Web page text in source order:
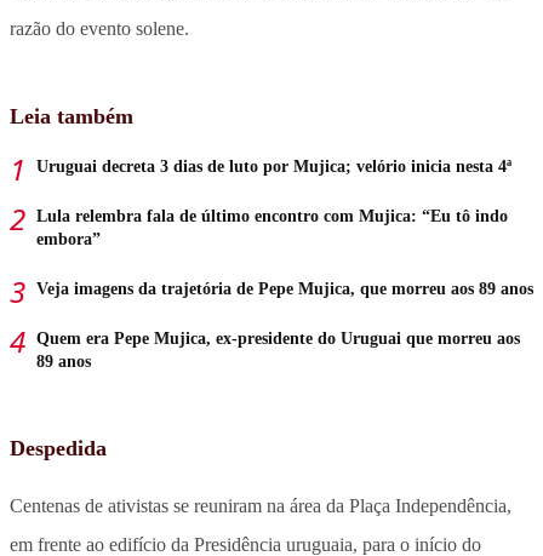
razão do evento solene.
Leia também
Uruguai decreta 3 dias de luto por Mujica; velório inicia nesta 4ª
Lula relembra fala de último encontro com Mujica: “Eu tô indo
embora”
Veja imagens da trajetória de Pepe Mujica, que morreu aos 89 anos
Quem era Pepe Mujica, ex-presidente do Uruguai que morreu aos
89 anos
Despedida
Centenas de ativistas se reuniram na área da Plaça Independência,
em frente ao edifício da Presidência uruguaia, para o início do